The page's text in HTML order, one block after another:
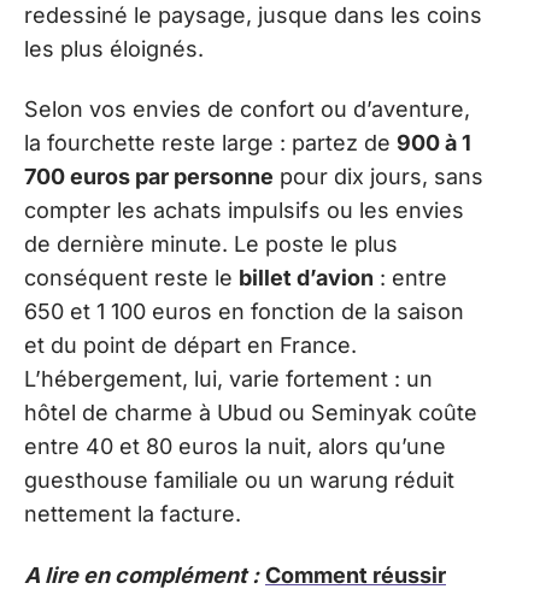
redessiné le paysage, jusque dans les coins
les plus éloignés.
Selon vos envies de confort ou d’aventure,
la fourchette reste large : partez de 900 à 1
700 euros par personne pour dix jours, sans
compter les achats impulsifs ou les envies
de dernière minute. Le poste le plus
conséquent reste le billet d’avion : entre
650 et 1 100 euros en fonction de la saison
et du point de départ en France.
L’hébergement, lui, varie fortement : un
hôtel de charme à Ubud ou Seminyak coûte
entre 40 et 80 euros la nuit, alors qu’une
guesthouse familiale ou un warung réduit
nettement la facture.
A lire en complément : Comment réussir